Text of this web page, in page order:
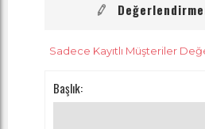
Sadece Kayıtlı Müşteriler
Başlık: